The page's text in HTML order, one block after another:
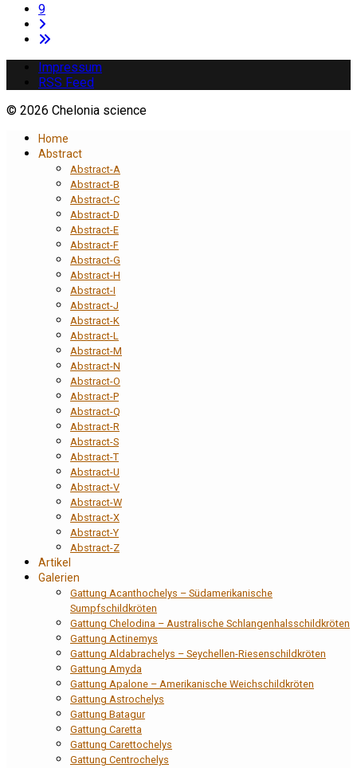
9
Impressum
RSS Feed
© 2026 Chelonia science
Home
Abstract
Abstract-A
Abstract-B
Abstract-C
Abstract-D
Abstract-E
Abstract-F
Abstract-G
Abstract-H
Abstract-I
Abstract-J
Abstract-K
Abstract-L
Abstract-M
Abstract-N
Abstract-O
Abstract-P
Abstract-Q
Abstract-R
Abstract-S
Abstract-T
Abstract-U
Abstract-V
Abstract-W
Abstract-X
Abstract-Y
Abstract-Z
Artikel
Galerien
Gattung Acanthochelys – Südamerikanische
Sumpfschildkröten
Gattung Chelodina – Australische Schlangenhalsschildkröten
Gattung Actinemys
Gattung Aldabrachelys – Seychellen-Riesenschildkröten
Gattung Amyda
Gattung Apalone – Amerikanische Weichschildkröten
Gattung Astrochelys
Gattung Batagur
Gattung Caretta
Gattung Carettochelys
Gattung Centrochelys